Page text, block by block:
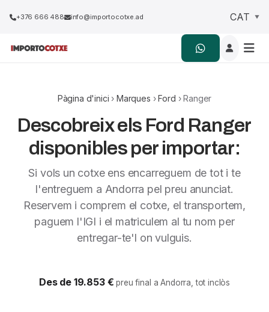
+376 666 488 info@importocotxe.ad
Pàgina d'inici › Marques ›Ford › Ranger
Descobreix els Ford Ranger
disponibles per importar:
Si vols un cotxe ens encarreguem de tot i te
l'entreguem a Andorra pel preu anunciat.
Reservem i comprem el cotxe, el transportem,
paguem l'IGI i el matriculem al tu nom per
entregar-te'l on vulguis.
Des de 19.853 €preu final a Andorra, tot inclòs